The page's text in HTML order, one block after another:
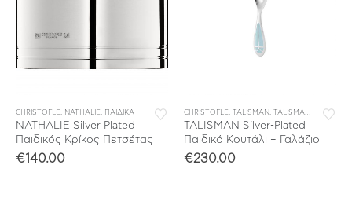
CHRISTOFLE, NATHALIE, ΠΑΙΔΙΚΑ
NATHALIE Silver Plated
Παιδικός Κρίκος Πετσέτας
€140.00
CHRISTOFLE, TALISMAN, TALISMAN BABY ,
TALISMAN Silver-Plated
Παιδικό Κουτάλι – Γαλάζιο
€230.00